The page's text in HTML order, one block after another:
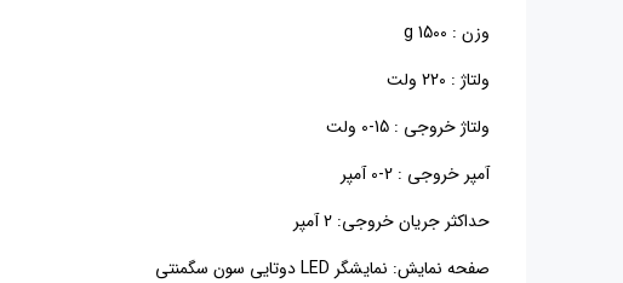
وزن : 1500 g
ولتاژ : 220
ولت
ولتاژ خروجی : 0-15
ولت
آمپر خروجی : 0-2
آمپر
حداکثر جریان خروجی: 2 آمپر
صفحه نمایش: نمایشگر LED دوتایی سون سگمنتی